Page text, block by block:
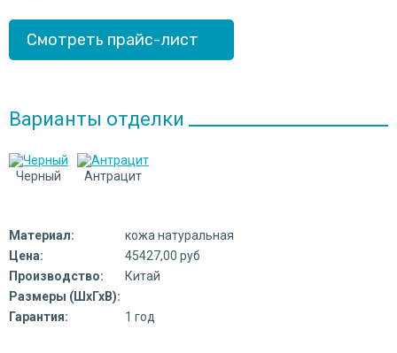
Смотреть прайс-лист
Варианты отделки
Черный Антрацит
Материал:
кожа натуральная
Цена:
45427,00 руб
Производство:
Китай
Размеры (ШхГхВ):
Гарантия:
1 год